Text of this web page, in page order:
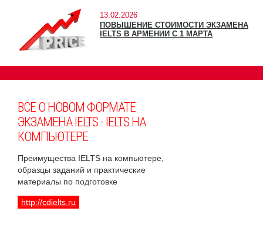
13.02.2026
ПОВЫШЕНИЕ СТОИМОСТИ ЭКЗАМЕНА
IELTS В АРМЕНИИ С 1 МАРТА
ВСЕ О НОВОМ ФОРМАТЕ
ЭКЗАМЕНА IELTS - IELTS НА
КОМПЬЮТЕРЕ
Преимущества IELTS на компьютере,
образцы заданий и практические
материалы по подготовке
http://cdielts.ru